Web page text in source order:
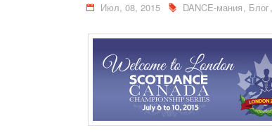
Июл, 08, 2015 DANCE-мания, Блог,